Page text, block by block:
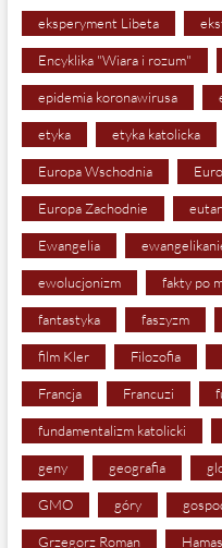
eksperyment Libeta
Encyklika "Wiara i rozum"
epidemia koronawirusa
etyka etyka katolicka
Europa Wschodnia
Europa Zachodnie
Ewangelia
ewolucjonizm fakty po
fantastyka faszyzm
film Kler Filozofia
Francja Francuzi
fundamentalizm katolicki
geny geografia
GMO góry
Grzegorz Roman Hamas